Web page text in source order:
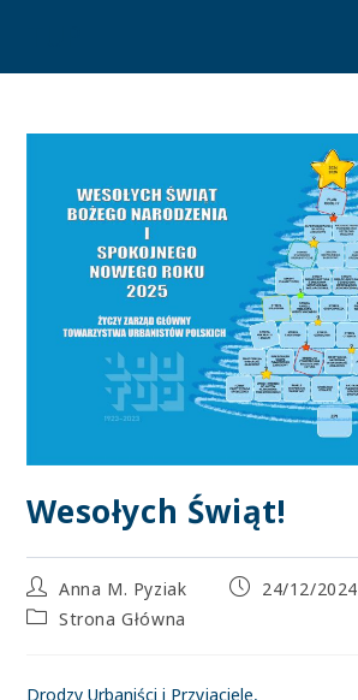
Wesołych Świąt!
Anna M. Pyziak
24/12/2024
Strona Główna
Drodzy Urbaniści i Przyjaciele,